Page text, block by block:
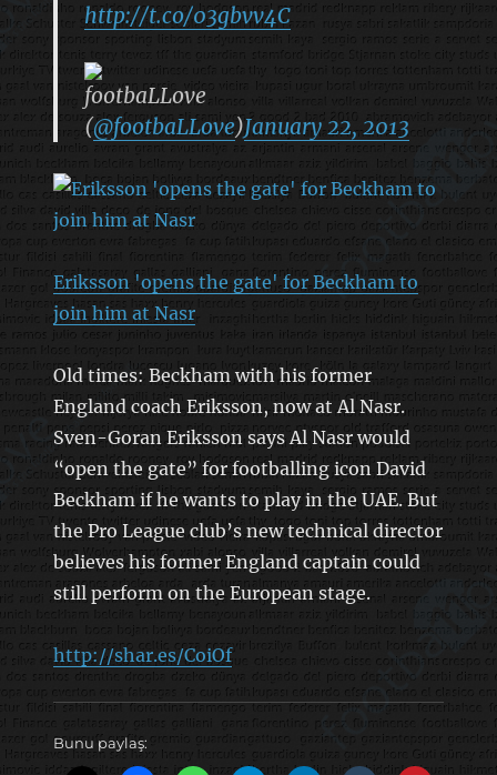
http://t.co/03gbvv4C
footbaLLove
(@footbaLLove)January 22, 2013
Eriksson 'opens the gate' for Beckham to
join him at Nasr
Old times: Beckham with his former
England coach Eriksson, now at Al Nasr.
Sven-Goran Eriksson says Al Nasr would
“open the gate” for footballing icon David
Beckham if he wants to play in the UAE. But
the Pro League club’s new technical director
believes his former England captain could
still perform on the European stage.
http://shar.es/CoiOf
Bunu paylaş: